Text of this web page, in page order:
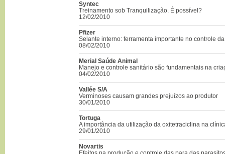
Syntec
Treinamento sob Tranquilização. É possível?
12/02/2010
Pfizer
Selante interno: ferramenta importante no controle
08/02/2010
Merial Saúde Animal
Manejo e controle sanitário são fundamentais na
04/02/2010
Vallée S/A
Verminoses causam grandes prejuízos ao produtor
30/01/2010
Tortuga
A importância da utilização da oxitetraciclina na
29/01/2010
Novartis